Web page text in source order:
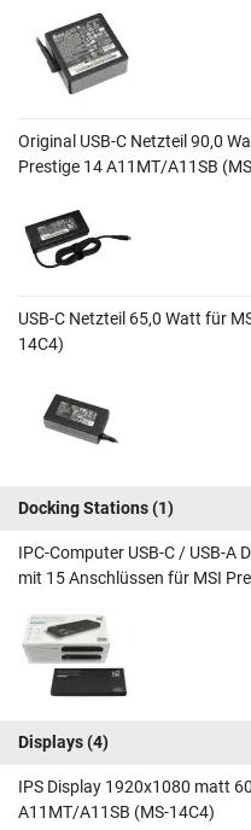
Original USB-C Netzteil 90,0
Prestige 14 A11MT/A11SB
USB-C Netzteil 65,0 Watt für
14C4)
Docking Stations(1)
IPC-Computer USB-C / USB-A
mit 15 Anschlüssen für MSI
Displays(4)
IPS Display 1920x1080 matt
A11MT/A11SB (MS-14C4)